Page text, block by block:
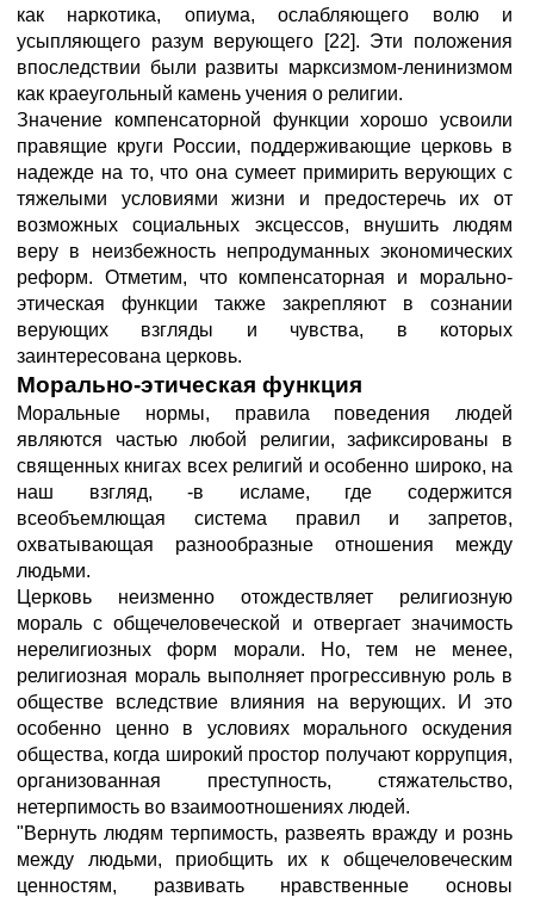
как наркотика, опиума, ослабляющего волю и
усыпляющего разум верующего [22]. Эти положения
впоследствии были развиты марксизмом-ленинизмом
как краеугольный камень учения о религии.
Значение компенсаторной функции хорошо усвоили
правящие круги России, поддерживающие церковь в
надежде на то, что она сумеет примирить верующих с
тяжелыми условиями жизни и предостеречь их от
возможных социальных эксцессов, внушить людям
веру в неизбежность непродуманных экономических
реформ. Отметим, что компенсаторная и морально-
этическая функции также закрепляют в сознании
верующих взгляды и чувства, в которых
заинтересована церковь.
Морально-этическая функция
Моральные нормы, правила поведения людей
являются частью любой религии, зафиксированы в
священных книгах всех религий и особенно широко, на
наш взгляд, -в исламе, где содержится
всеобъемлющая система правил и запретов,
охватывающая разнообразные отношения между
людьми.
Церковь неизменно отождествляет религиозную
мораль с общечеловеческой и отвергает значимость
нерелигиозных форм морали. Но, тем не менее,
религиозная мораль выполняет прогрессивную роль в
обществе вследствие влияния на верующих. И это
особенно ценно в условиях морального оскудения
общества, когда широкий простор получают коррупция,
организованная преступность, стяжательство,
нетерпимость во взаимоотношениях людей.
"Вернуть людям терпимость, развеять вражду и рознь
между людьми, приобщить их к общечеловеческим
ценностям, развивать нравственные основы